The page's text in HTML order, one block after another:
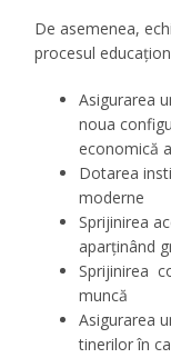
De asemenea,
procesul
Asigurarea
noua
economică
Dotarea
moderne
Sprijinirea
aparținând
Sprijinirea
muncă
Asigurarea
tinerilor în